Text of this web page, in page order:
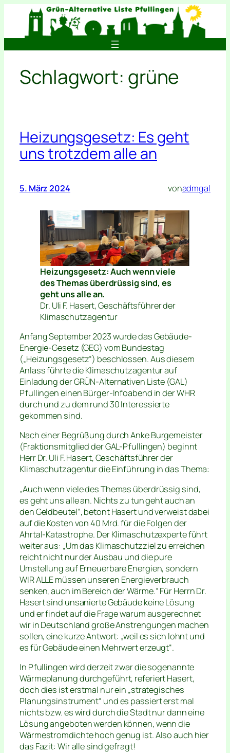
springen
Schlagwort: grüne
Heizungsgesetz: Es geht
uns trotzdem alle an
5. März 2024 vonadmgal
Heizungsgesetz: Auch wenn viele
des Themas überdrüssig sind, es
geht uns alle an.
Dr. Uli F. Hasert, Geschäftsführer der
Klimaschutzagentur
Anfang September 2023 wurde das Gebäude-
Energie-Gesetz (GEG) vom Bundestag
(„Heizungsgesetz“) beschlossen. Aus diesem
Anlass führte die Klimaschutzagentur auf
Einladung der GRÜN-Alternativen Liste (GAL)
Pfullingen einen Bürger-Infoabend in der WHR
durch und zu dem rund 30 Interessierte
gekommen sind.
Nach einer Begrüßung durch Anke Burgemeister
(Fraktionsmitglied der GAL-Pfullingen) beginnt
Herr Dr. Uli F. Hasert, Geschäftsführer der
Klimaschutzagentur die Einführung in das Thema:
„Auch wenn viele des Themas überdrüssig sind,
es geht uns alle an. Nichts zu tun geht auch an
den Geldbeutel“, betont Hasert und verweist dabei
auf die Kosten von 40 Mrd. für die Folgen der
Ahrtal-Katastrophe. Der Klimaschutzexperte führt
weiter aus: „Um das Klimaschutzziel zu erreichen
reicht nicht nur der Ausbau und die pure
Umstellung auf Erneuerbare Energien, sondern
WIR ALLE müssen unseren Energieverbrauch
senken, auch im Bereich der Wärme.“ Für Herrn Dr.
Hasert sind unsanierte Gebäude keine Lösung
und er findet auf die Frage warum ausgerechnet
wir in Deutschland große Anstrengungen machen
sollen, eine kurze Antwort: „weil es sich lohnt und
es für Gebäude einen Mehrwert erzeugt“.
In Pfullingen wird derzeit zwar die sogenannte
Wärmeplanung durchgeführt, referiert Hasert,
doch dies ist erstmal nur ein „strategisches
Planungsinstrument“ und es passiert erst mal
nichts bzw. es wird durch die Stadt nur dann eine
Lösung angeboten werden können, wenn die
Wärmestromdichte hoch genug ist. Also auch hier
das Fazit: Wir alle sind gefragt!